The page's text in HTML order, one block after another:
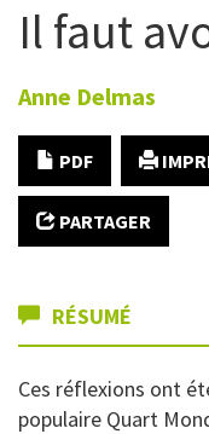
Il faut
Anne Delmas
PDF
PARTAGER
RÉSUMÉ
Ces réflexions ont
populaire Quart